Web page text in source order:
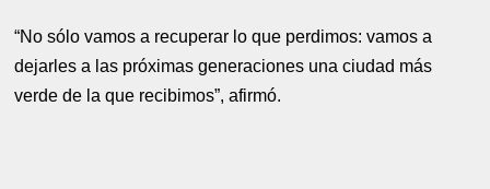
“No sólo vamos a recuperar lo que perdimos: vamos a
dejarles a las próximas generaciones una ciudad más
verde de la que recibimos”, afirmó.